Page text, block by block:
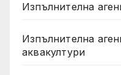
Изпълнителна
Изпълнителна
аквакултури